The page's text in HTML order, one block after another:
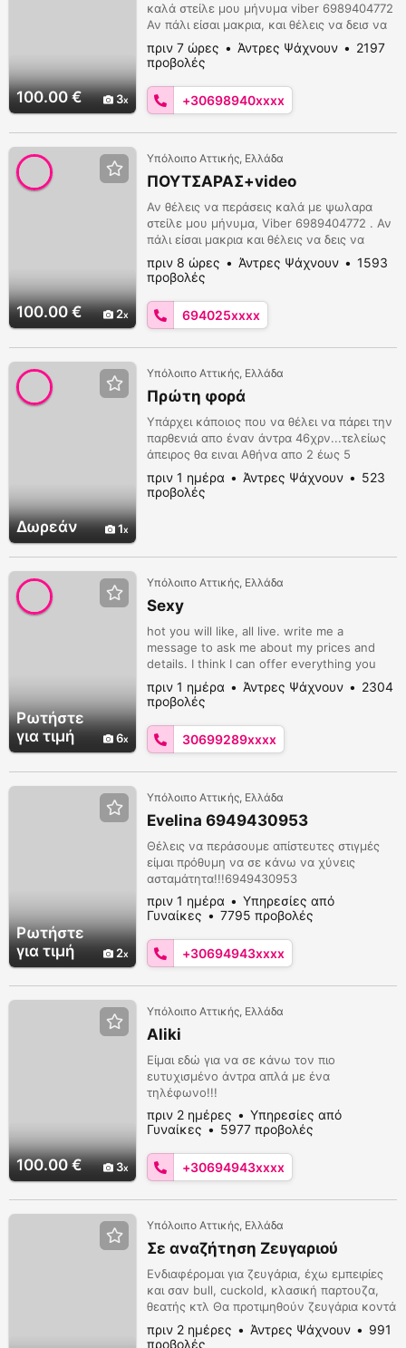
100.00 € 3
καλά στείλε μου μήνυμα viber 6989404772
Αν πάλι είσαι μακρια, και θέλεις να δεισ να
γαμαω πουστρακια και να ξεφτιλιζω, και να
τον παίζω και να χινω, με μπινελικια μ σου
στέλνω 20 βίντεο με 30€. Η επιλογή είναι
δική σου.
πριν 7 ώρες Άντρες Ψάχνουν
2197
προβολές
+30698940xxxx
100.00 € 2
Υπόλοιπο Αττικής, Ελλάδα
ΠΟΥΤΣΑΡΑΣ+video
Αν θέλεις να περάσεις καλά με ψωλαρα
στείλε μου μήνυμα, Viber 6989404772 . Αν
πάλι είσαι μακρια και θέλεις να δεις να
γαμαω πουστρακια και να ξεφτιλιζω. Και να
τον παίζω και να χύνω με μπινελικια σου
στείλω 20 βίντεο με 30€ η επιλογή είναι
δική σου.
πριν 8 ώρες Άντρες Ψάχνουν
1593
προβολές
694025xxxx
Δωρεάν 1
Υπόλοιπο Αττικής, Ελλάδα
Πρώτη φορά
Υπάρχει κάποιος που να θέλει να πάρει την
παρθενιά απο έναν άντρα 46χρν...τελείως
άπειρος θα ειναι Αθήνα απο 2 έως 5
Μαρτίου...οποίος ενδιαφέρεται ας μου
στείλει...περιμένω μήνυμα σας...
πριν 1 ημέρα Άντρες Ψάχνουν
523
προβολές
Ρωτήστε
για τιμή
6
Υπόλοιπο Αττικής, Ελλάδα
Sexy
hot you will like, all live. write me a
message to ask me about my prices and
details. I think I can offer everything you
need. - hot live phone chats with
everything (photos, videos, memos) role
play chats dominant chats - photos (nude,
hot lingerie, close-ups, boobs, pussy) -
videos (sb with dildo, orgasm, fingering,
πριν 1 ημέρα Άντρες Ψάχνουν
2304
προβολές
30699289xxxx
Ρωτήστε
για τιμή
2
Υπόλοιπο Αττικής, Ελλάδα
Evelina 6949430953
Θέλεις να περάσουμε απίστευτες στιγμές
είμαι πρόθυμη να σε κάνω να χύνεις
ασταμάτητα!!!6949430953
πριν 1 ημέρα
Υπηρεσίες από
Γυναίκες
7795 προβολές
+30694943xxxx
100.00 € 3
Υπόλοιπο Αττικής, Ελλάδα
Aliki
Είμαι εδώ για να σε κάνω τον πιο
ευτυχισμένο άντρα απλά με ένα
τηλέφωνο!!!
πριν 2 ημέρες
Υπηρεσίες από
Γυναίκες
5977 προβολές
+30694943xxxx
Υπόλοιπο Αττικής, Ελλάδα
Σε αναζήτηση Ζευγαριού
Ενδιαφέρομαι για ζευγάρια, έχω εμπειρίες
και σαν bull, cuckold, κλασική παρτουζα,
θεατής κτλ Θα προτιμηθούν ζευγάρια κοντά
στην ηλικία μου. 30 ετών, 1.77, 82 κιλά.
πριν 2 ημέρες Άντρες Ψάχνουν
991
προβολές